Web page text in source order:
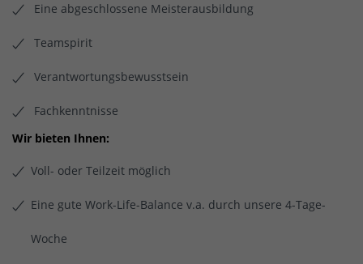
Eine abgeschlossene Meisterausbildung
Teamspirit
Verantwortungsbewusstsein
Fachkenntnisse
Wir bieten Ihnen:
Voll- oder Teilzeit möglich
Eine gute Work-Life-Balance v.a. durch unsere 4-Tage-
Woche